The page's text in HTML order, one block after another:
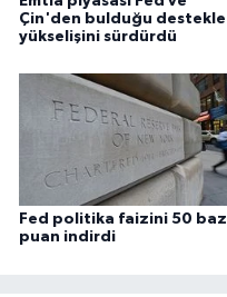
Çin'den bulduğu destekle
yükselişini sürdürdü
Fed politika faizini 50 baz
puan indirdi